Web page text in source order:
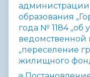
образования
года № 1184 „об
„переселение
жилищного